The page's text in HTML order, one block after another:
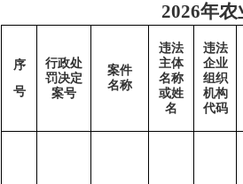
2026年农
序
号
行政处
罚决定
案号
案件
名称
违法
主体
名称
或姓
名
违法
企业
组织
机构
代码